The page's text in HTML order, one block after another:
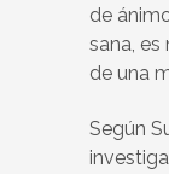
de
sana, es
de una
Según